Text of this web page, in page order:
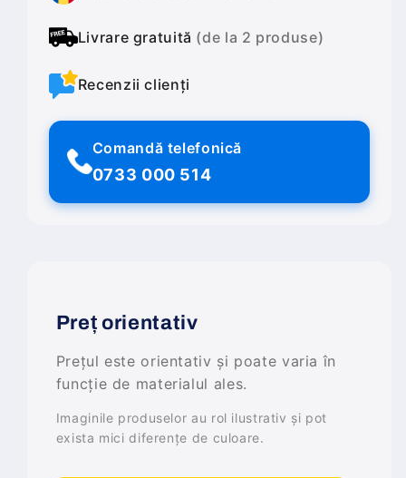
Livrare gratuită (de la 2 produse)
Recenzii clienți
Comandă telefonică
0733 000 514
Preț orientativ
Prețul este orientativ și poate varia în
funcție de materialul ales.
Imaginile produselor au rol ilustrativ și pot
exista mici diferențe de culoare.